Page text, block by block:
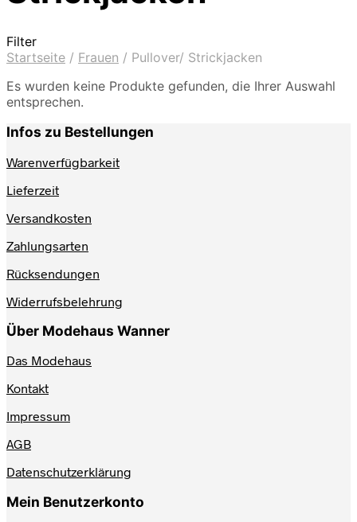
Filter
Startseite / Frauen / Pullover/ Strickjacken
Es wurden keine Produkte gefunden, die Ihrer Auswahl
entsprechen.
Infos zu Bestellungen
Warenverfügbarkeit
Lieferzeit
Versandkosten
Zahlungsarten
Rücksendungen
Widerrufsbelehrung
Über Modehaus Wanner
Das Modehaus
Kontakt
Impressum
AGB
Datenschutzerklärung
Mein Benutzerkonto